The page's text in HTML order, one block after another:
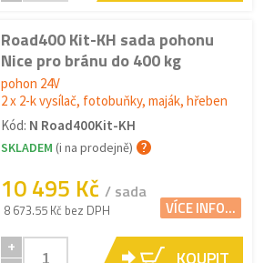
Road400 Kit-KH sada pohonu
Nice pro bránu do 400 kg
pohon 24V
2 x 2-k vysílač, fotobuňky, maják, hřeben
Kód: N Road400Kit-KH
SKLADEM (i na prodejně)
10 495 Kč / sada
8 673.55 Kč bez DPH VÍCE INFO...
+
KOUPIT